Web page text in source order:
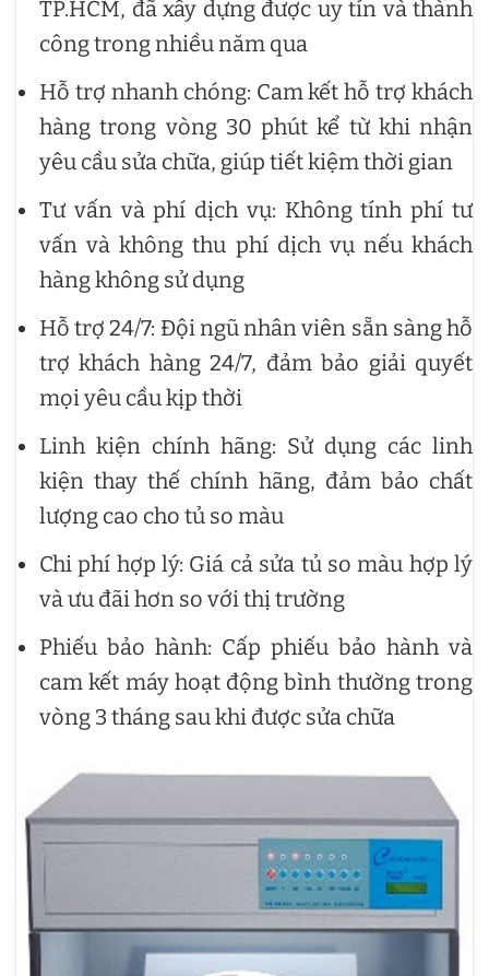
TP.HCM, đã xây dựng được uy tín và thành
công trong nhiều năm qua
Hỗ trợ nhanh chóng: Cam kết hỗ trợ khách
hàng trong vòng 30 phút kể từ khi nhận
yêu cầu sửa chữa, giúp tiết kiệm thời gian
Tư vấn và phí dịch vụ: Không tính phí tư
vấn và không thu phí dịch vụ nếu khách
hàng không sử dụng
Hỗ trợ 24/7: Đội ngũ nhân viên sẵn sàng hỗ
trợ khách hàng 24/7, đảm bảo giải quyết
mọi yêu cầu kịp thời
Linh kiện chính hãng: Sử dụng các linh
kiện thay thế chính hãng, đảm bảo chất
lượng cao cho tủ so màu
Chi phí hợp lý: Giá cả sửa tủ so màu hợp lý
và ưu đãi hơn so với thị trường
Phiếu bảo hành: Cấp phiếu bảo hành và
cam kết máy hoạt động bình thường trong
vòng 3 tháng sau khi được sửa chữa